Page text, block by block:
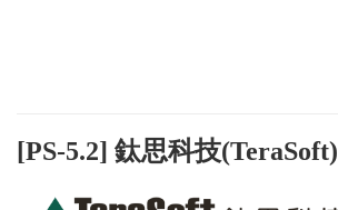
[PS-5.2] 鈦思科技(TeraSoft)